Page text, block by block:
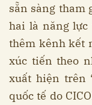
sẵn sàng tham
hai là năng
thêm kênh kết
xúc tiến theo
xuất hiện trên
quốc tế do